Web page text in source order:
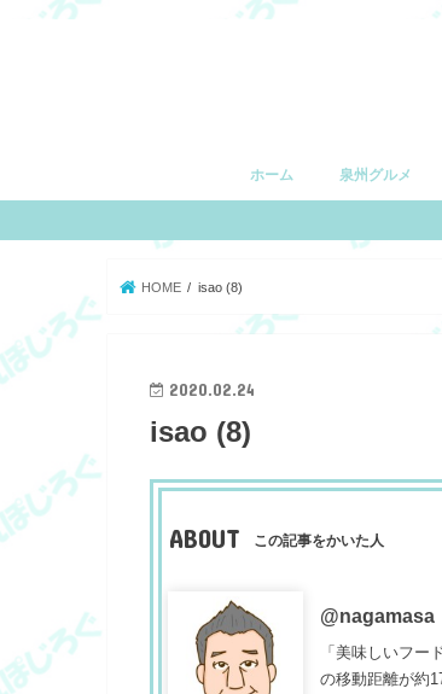
ホーム 泉州グルメ
HOME isao (8)
2020.02.24
isao (8)
ABOUT この記事をかいた人
@nagamasa
「美味しいフー
の移動距離が約